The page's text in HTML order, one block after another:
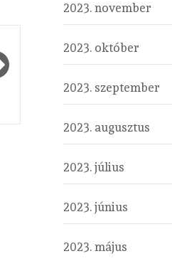
2023. november
2023. október
2023. szeptember
2023. augusztus
2023. július
2023. június
2023. május